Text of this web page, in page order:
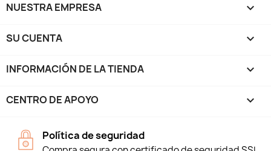
NUESTRA EMPRESA 
SU CUENTA 
INFORMACIÓN DE LA TIENDA keyboard_arrow_down
CENTRO DE APOYO 
Política de seguridad